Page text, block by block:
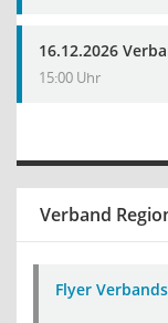
16.12.2026
15:00 Uhr
Verband
Flyer